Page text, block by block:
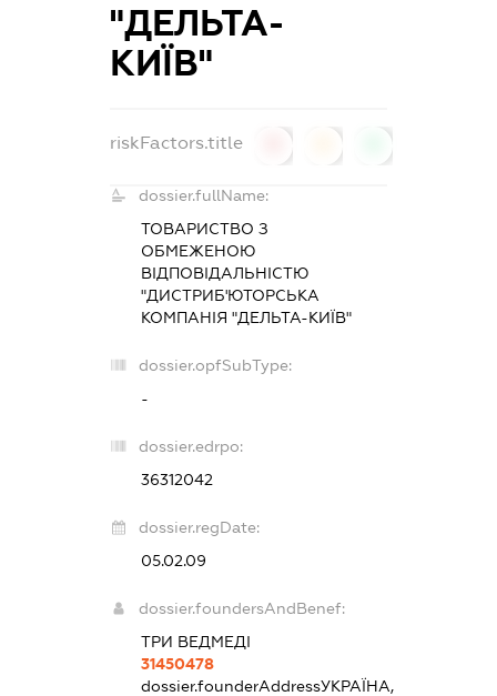
"ДЕЛЬТА-
КИЇВ"
riskFactors.title
dossier.fullName:
ТОВАРИСТВО З
ОБМЕЖЕНОЮ
ВІДПОВІДАЛЬНІСТЮ
"ДИСТРИБ'ЮТОРСЬКА
КОМПАНІЯ "ДЕЛЬТА-КИЇВ"
dossier.opfSubType:
-
dossier.edrpo:
36312042
dossier.regDate:
05.02.09
dossier.foundersAndBenef:
ТРИ ВЕДМЕДІ
31450478
dossier.founderAddressУКРАЇНА,